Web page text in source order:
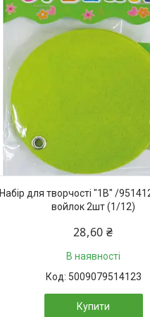
Набір для творчості "1В" /
войлок 2шт (1/12)
28,60 ₴
В наявності
5009079514123
Купити